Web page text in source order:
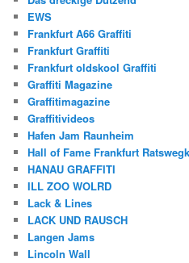
EWS
Frankfurt A66 Graffiti
Frankfurt Graffiti
Frankfurt oldskool Graffiti
Graffiti Magazine
Graffitimagazine
Graffitivideos
Hafen Jam Raunheim
Hall of Fame Frankfurt
HANAU GRAFFITI
ILL ZOO WOLRD
Lack & Lines
LACK UND RAUSCH
Langen Jams
Lincoln Wall